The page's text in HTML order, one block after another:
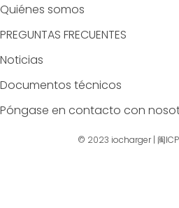
Quiénes somos
PREGUNTAS FRECUENTES
Noticias
Documentos técnicos
Póngase en contacto con
© 2023 iocharger| 闽